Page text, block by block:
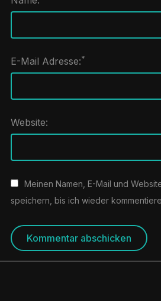
E-Mail Adresse:*
Website:
Meinen Namen, E-Mail und
speichern, bis ich wieder